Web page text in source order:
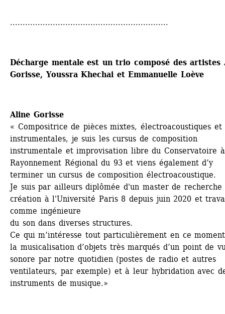
...............................................................
Décharge mentale est un trio composé des artistes
Gorisse, Youssra Khechai et Emmanuelle Loève
Aline Gorisse
« Compositrice de pièces mixtes, électroacoustiques et
instrumentales, je suis les cursus de composition
instrumentale et improvisation libre du Conservatoire à
Rayonnement Régional du 93 et viens également d’y
terminer un cursus de composition électroacoustique.
Je suis par ailleurs diplômée d'un master de recherche
création à l'Université Paris 8 depuis juin 2020 et
comme ingénieure
du son dans diverses structures.
Ce qui m’intéresse tout particulièrement en ce
la musicalisation d’objets très marqués d’un point de
sonore par notre quotidien (postes de radio et autres
ventilateurs, par exemple) et à leur hybridation avec
instruments de musique.»